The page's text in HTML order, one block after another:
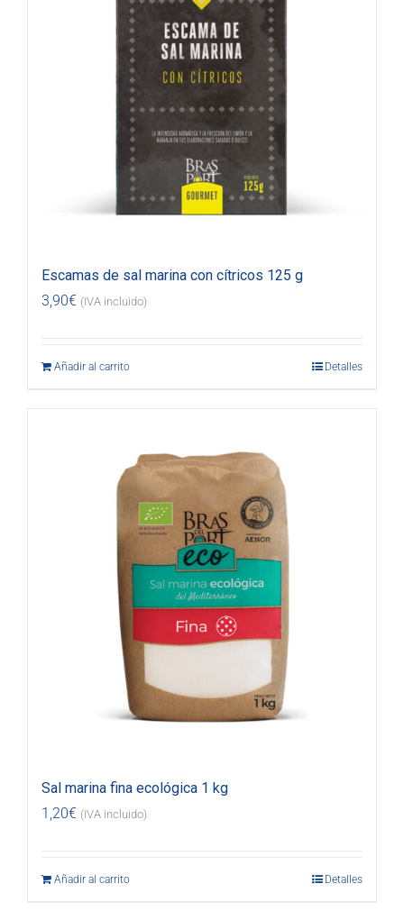
Escamas de sal marina con cítricos 125 g
3,90€ (IVA incluido)
Añadir al carrito Detalles
Sal marina fina ecológica 1 kg
1,20€ (IVA incluido)
Añadir al carrito Detalles